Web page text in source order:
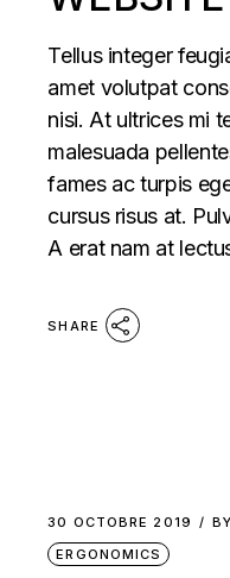
Tellus integer
amet volutpat
nisi. At ultrices mi
malesuada
fames ac turpis
cursus risus at.
A erat nam at
SHARE
30 OCTOBRE 2019 BY
ERGONOMICS